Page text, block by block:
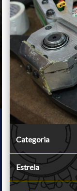
Categoria
Estreia